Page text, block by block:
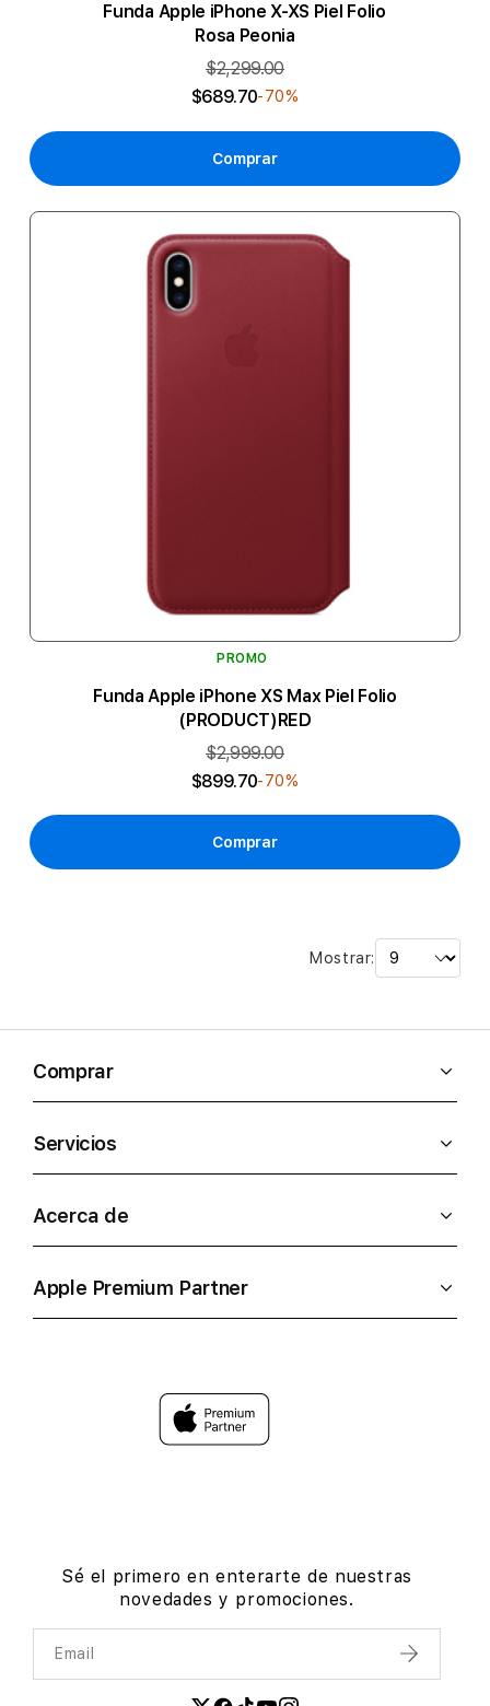
Funda Apple iPhone X-XS Piel Folio
Rosa Peonia
$2,299.00
$689.70-70%
Comprar
PROMO
Funda Apple iPhone XS Max Piel Folio
(PRODUCT)RED
$2,999.00
$899.70-70%
Comprar
Mostrar:
Comprar
Servicios
Acerca de
Apple Premium Partner
Sé el primero en enterarte de nuestras
novedades y promociones.
Email